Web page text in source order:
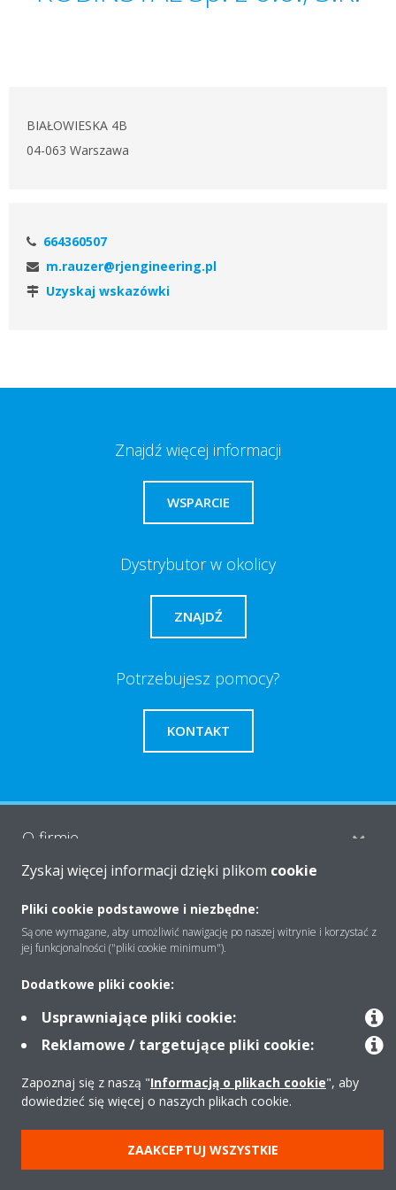
BIAŁOWIESKA 4B
04-063 Warszawa
664360507
m.rauzer@rjengineering.pl
Uzyskaj wskazówki
Znajdź więcej informacji
WSPARCIE
Dystrybutor w okolicy
ZNAJDŹ
Potrzebujesz pomocy?
KONTAKT
O firmie
Rozwiązania
Produkty
Copyright © Daikin
Zastrzeżenia prawne
Cookies
Polityka Ochrony Danych
Strategia podatkowa
Zyskaj więcej informacji dzięki plikom cookie
Pliki cookie podstawowe i niezbędne:
Są one wymagane, aby umożliwić nawigację po naszej witrynie i korzystać z
jej funkcjonalności ("pliki cookie minimum").
Dodatkowe pliki cookie:
Usprawniające pliki cookie:
Reklamowe / targetujące pliki cookie:
Zapoznaj się z naszą "Informacją o plikach cookie", aby
dowiedzieć się więcej o naszych plikach cookie.
ZAAKCEPTUJ WSZYSTKIE